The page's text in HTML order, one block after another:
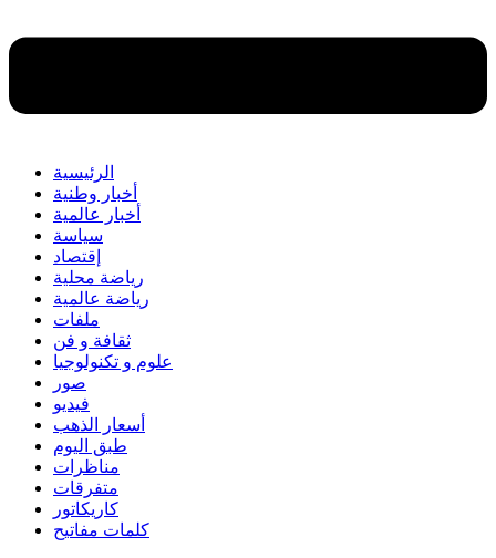
الرئيسية
أخبار وطنية
أخبار عالمية
سياسة
إقتصاد
رياضة محلية
رياضة عالمية
ملفات
ثقافة و فن
علوم و تكنولوجيا
صور
فيديو
أسعار الذهب
طبق اليوم
مناظرات
متفرقات
كاريكاتور
كلمات مفاتيح